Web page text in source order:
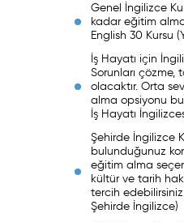
Genel İngilizce
kadar eğitim
English 30 Kursu
İş Hayatı için
Sorunları çözme,
olacaktır. Orta
alma opsiyonu
İş Hayatı
Şehirde İngilizce
bulunduğunuz
eğitim alma
kültür ve tarih
tercih
Şehirde İngilizce)